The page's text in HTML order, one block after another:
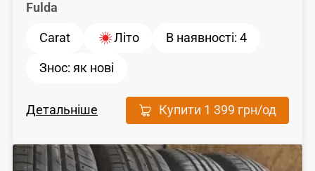
Fulda
Carat Літо В наявності: 4
Знос: як новi
Детальніше Купити 1 399 грн/од